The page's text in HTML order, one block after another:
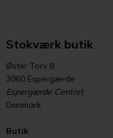
Stokværk butik
Øster Torv 8
3060 Espergærde
Espergærde Centret
Danmark
Butik